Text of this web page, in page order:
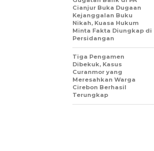
Cianjur Buka Dugaan
Kejanggalan Buku
Nikah, Kuasa Hukum
Minta Fakta Diungkap di
Persidangan
Tiga Pengamen
Dibekuk, Kasus
Curanmor yang
Meresahkan Warga
Cirebon Berhasil
Terungkap